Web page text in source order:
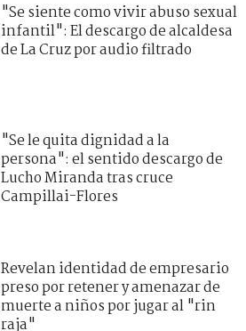
"Se siente como vivir abuso sexual
infantil": El descargo de alcaldesa
de La Cruz por audio filtrado
"Se le quita dignidad a la
persona": el sentido descargo de
Lucho Miranda tras cruce
Campillai-Flores
Revelan identidad de empresario
preso por retener y amenazar de
muerte a niños por jugar al "rin
raja"